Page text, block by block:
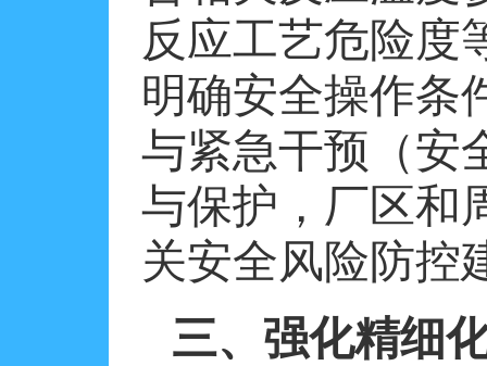
反应工艺危险度
明确安全操作条
与紧急干预（安
与保护，厂区和
关安全风险防控
三、强化精细